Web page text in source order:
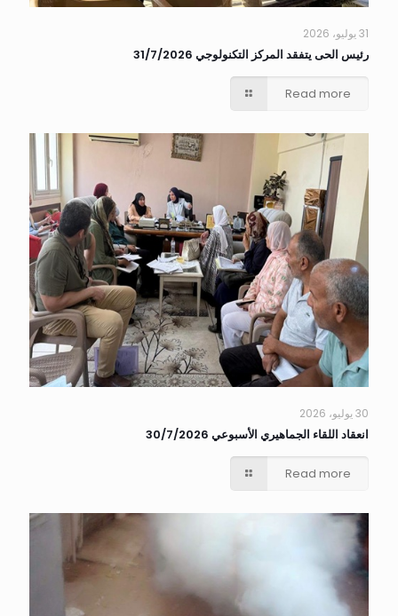
31 يوليو، 2026
رئيس الحى يتفقد المركز التكنولوجي 31/7/2026
Read more
30 يوليو، 2026
انعقاد اللقاء الجماهيري الأسبوعي 30/7/2026
Read more